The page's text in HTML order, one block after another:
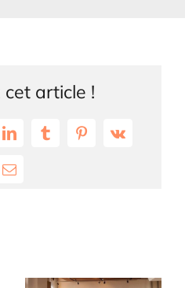
article !
LinkedInTumblrPinterest
Vk
Email